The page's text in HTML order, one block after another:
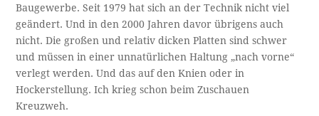
Baugewerbe. Seit 1979 hat sich an der Technik nicht viel
geändert. Und in den 2000 Jahren davor übrigens auch
nicht. Die großen und relativ dicken Platten sind schwer
und müssen in einer unnatürlichen Haltung „nach vorne“
verlegt werden. Und das auf den Knien oder in
Hockerstellung. Ich krieg schon beim Zuschauen
Kreuzweh.